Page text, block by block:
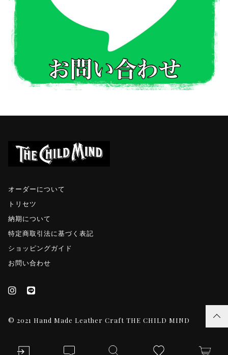
オーダーについて
トリセツ
納期について
特定商取引法に基づく表記
ショッピングガイド
お問い合わせ
© 2021 Hand Made Leather Craft THE CHILD MIND